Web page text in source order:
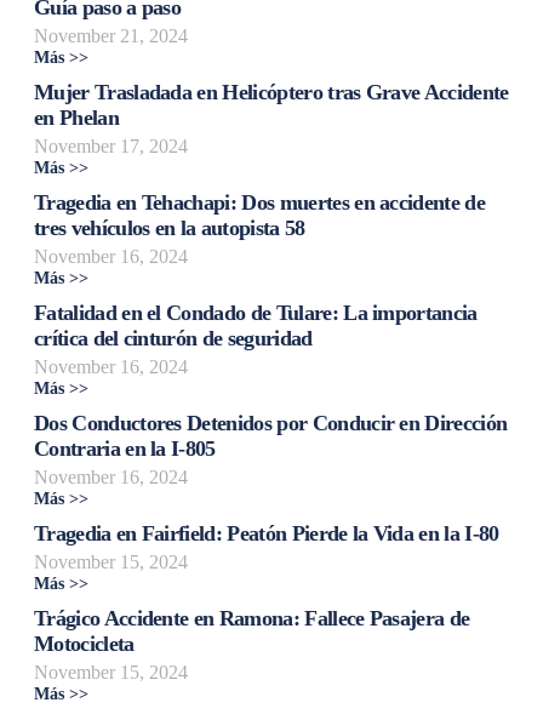
Guía paso a paso
November 21, 2024
Más >>
Mujer Trasladada en Helicóptero tras Grave Accidente
en Phelan
November 17, 2024
Más >>
Tragedia en Tehachapi: Dos muertes en accidente de
tres vehículos en la autopista 58
November 16, 2024
Más >>
Fatalidad en el Condado de Tulare: La importancia
crítica del cinturón de seguridad
November 16, 2024
Más >>
Dos Conductores Detenidos por Conducir en Dirección
Contraria en la I-805
November 16, 2024
Más >>
Tragedia en Fairfield: Peatón Pierde la Vida en la I-80
November 15, 2024
Más >>
Trágico Accidente en Ramona: Fallece Pasajera de
Motocicleta
November 15, 2024
Más >>